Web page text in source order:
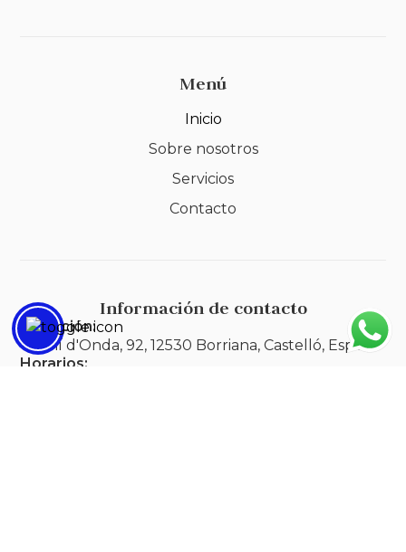
Menú
Inicio
Sobre nosotros
Servicios
Contacto
Información de contacto
Dirección:
Camí d'Onda, 92, 12530 Borriana, Castelló, España
Horarios: